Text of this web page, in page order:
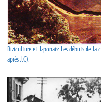
Riziculture et Japonais: Les débuts de la
après J.C).